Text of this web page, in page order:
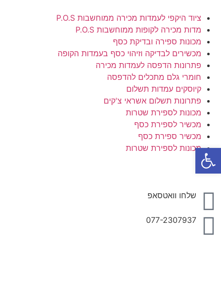
ציוד היקפי לעמדות מכירה ממוחשבות P.O.S
מדות מכירה לקופות ממוחשבות P.O.S
מכונות ספירה ובדיקת כסף
מכשירים לבדיקה וזיהוי כסף בעמדות הקופה
פתרונות הדפסה לעמדות מכירה
חומרי גלם מתכלים להדפסה
קיוסקים עמדות תשלום
פתרונות תשלום אשראי צ'קים
מכונות לספירת שטרות
מכשיר לספירת כסף
מכשיר ספירת כסף
מכונות לספירת שטרות
שלחו וואטסאפ
077-2307937
פתח סרגל נגישות